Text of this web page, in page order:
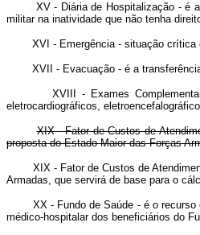
XV - Diária de Hospitalização - é a
militar na inatividade que não tenha
XVI - Emergência - situação crítica ou
XVII - Evacuação - é a transferência
XVIII - Exames Complementares -
eletrocardiográficos,
XIX - Fator de Custos de
proposta do Estado-Maior das Forças
XIX - Fator de Custos de
Armadas, que servirá de base para o
XX - Fundo de Saúde - é o recurso
médico-hospitalar dos beneficiários do